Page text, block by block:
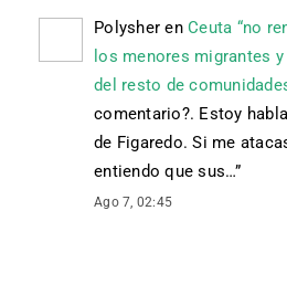
Polysher en Ceuta “no
los menores migrantes
del resto de
comentario?. Estoy
de Figaredo. Si me
entiendo que sus…”
Ago 7, 02:45